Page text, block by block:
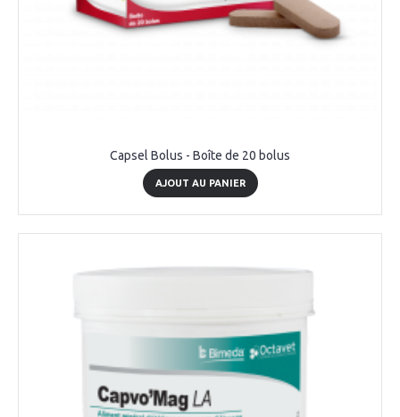
Capsel Bolus - Boîte de 20 bolus
AJOUT AU PANIER